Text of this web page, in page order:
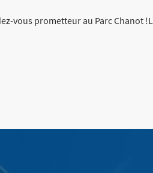
prometteur au Parc Chanot